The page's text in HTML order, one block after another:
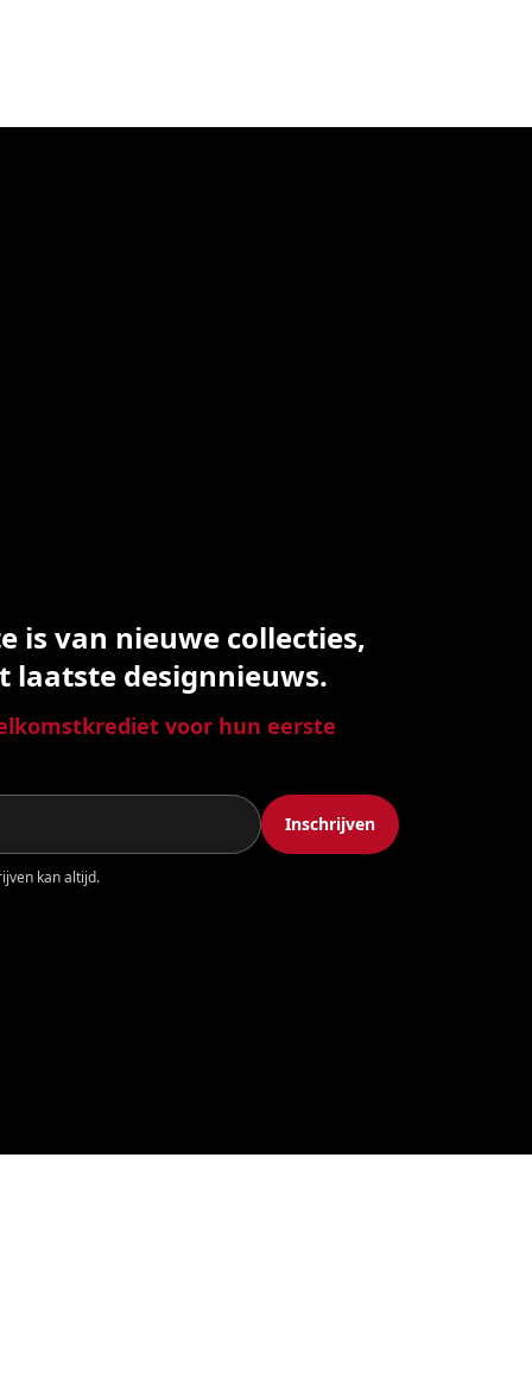
is van nieuwe collecties,
laatste designnieuws.
voor hun eerste
Inschrijven
kan altijd.